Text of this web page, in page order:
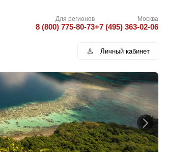
Для регионов
8 (800) 775-80-73
Москва
+7 (495) 363-02-06
Личный кабинет